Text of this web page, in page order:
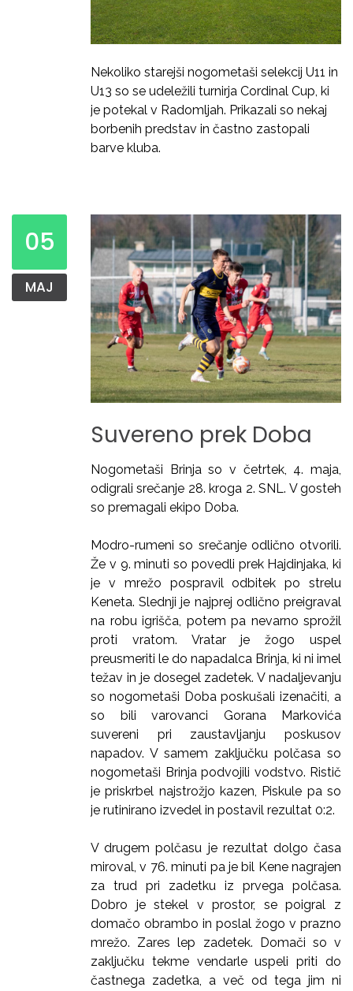
Nekoliko starejši nogometaši selekcij U11 in
U13 so se udeležili turnirja Cordinal Cup, ki
je potekal v Radomljah. Prikazali so nekaj
borbenih predstav in častno zastopali
barve kluba.
05
MAJ
Suvereno prek Doba
Nogometaši Brinja so v četrtek, 4. maja,
odigrali srečanje 28. kroga 2. SNL. V gosteh
so premagali ekipo Doba.
Modro-rumeni so srečanje odlično otvorili.
Že v 9. minuti so povedli prek Hajdinjaka, ki
je v mrežo pospravil odbitek po strelu
Keneta. Slednji je najprej odlično preigraval
na robu igrišča, potem pa nevarno sprožil
proti vratom. Vratar je žogo uspel
preusmeriti le do napadalca Brinja, ki ni imel
težav in je dosegel zadetek. V nadaljevanju
so nogometaši Doba poskušali izenačiti, a
so bili varovanci Gorana Markovića
suvereni pri zaustavljanju poskusov
napadov. V samem zaključku polčasa so
nogometaši Brinja podvojili vodstvo. Ristič
je priskrbel najstrožjo kazen, Piskule pa so
je rutinirano izvedel in postavil rezultat 0:2.
V drugem polčasu je rezultat dolgo časa
miroval, v 76. minuti pa je bil Kene nagrajen
za trud pri zadetku iz prvega polčasa.
Dobro je stekel v prostor, se poigral z
domačo obrambo in poslal žogo v prazno
mrežo. Zares lep zadetek. Domači so v
zaključku tekme vendarle uspeli priti do
častnega zadetka, a več od tega jim ni